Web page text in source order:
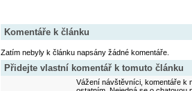
Komentáře k článku
Zatím nebyly k článku napsány žádné komentáře.
Přidejte vlastní komentář k tomuto článku
Vážení návštěvníci, komentáře k